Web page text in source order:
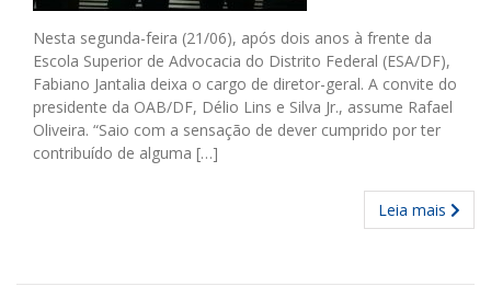
Nesta segunda-feira (21/06), após dois anos à frente da
Escola Superior de Advocacia do Distrito Federal (ESA/DF),
Fabiano Jantalia deixa o cargo de diretor-geral. A convite do
presidente da OAB/DF, Délio Lins e Silva Jr., assume Rafael
Oliveira. “Saio com a sensação de dever cumprido por ter
contribuído de alguma […]
Leia mais